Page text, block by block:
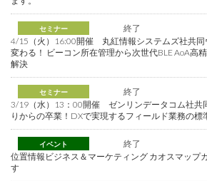
セミナー
終了
4/15（火）16:00開催 丸紅情報システムズ社共
変わる！ ビーコン所在管理から次世代BLE AoA高
解決
セミナー
終了
3/19（水）13：00開催 ゼンリンデータコム社
りからの卒業！DXで実現するフィールド業務の標
イベント
終了
位置情報ビジネス＆マーケティング カオスマップ
す